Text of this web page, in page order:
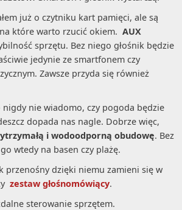
już o czytniku kart pamięci, ale są
które warto rzucić okiem. AUX
sprzętu. Bez niego głośnik będzie
jedynie ze smartfonem czy
Zawsze przyda się również
nigdy nie wiadomo, czy pogoda będzie
dopada nas nagle. Dobrze więc,
i wodoodporną obudowę. Bez
wtedy na basen czy plażę.
przenośny dzięki niemu zamieni się w
zestaw głośnomówiący.
sterowanie sprzętem.